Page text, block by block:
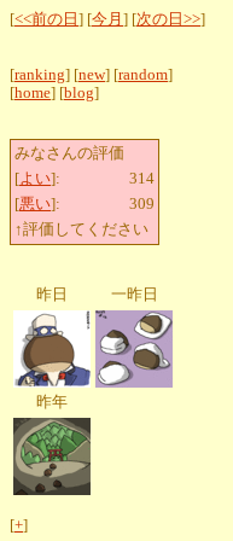
[<<前の日 ] [今月 ] [次の日>>]
[ranking] [new] [random]
[home] [blog]
みなさんの評価
[よい]:
314
[悪い]:
309
↑評価してください
昨日 一昨日
昨年
[+]